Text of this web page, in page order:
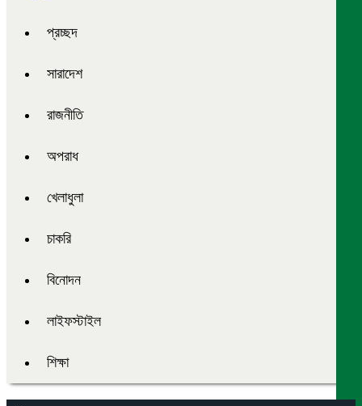
প্রচ্ছদ
সারাদেশ
রাজনীতি
অপরাধ
খেলাধুলা
চাকরি
বিনোদন
লাইফস্টাইল
শিক্ষা